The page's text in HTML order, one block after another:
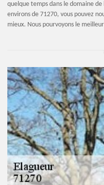
quelque temps dans le domaine
environs de 71270, vous pouvez
mieux. Nous pourvoyons le